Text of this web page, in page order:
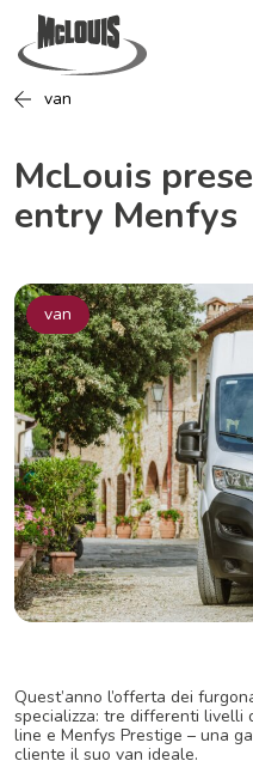
van
McLouis
entry Menfys
van
Quest’anno l’offerta dei
specializza: tre differenti livelli
line e Menfys Prestige – una
cliente il suo van ideale.